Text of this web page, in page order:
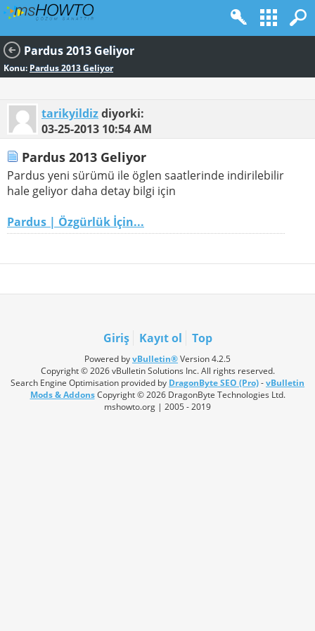
Pardus 2013 Geliyor
Konu: Pardus 2013 Geliyor
tarikyildizdiyorki:
03-25-2013 10:54 AM
Pardus 2013 Geliyor
Pardus yeni sürümü ile öglen saatlerinde indirilebilir
hale geliyor daha detay bilgi için
Pardus | Özgürlük İçin...
Giriş Kayıt ol Top
Powered byvBulletin®Version 4.2.5
Copyright © 2026 vBulletin Solutions Inc. All rights reserved.
Search Engine Optimisation provided by DragonByte SEO (Pro)-vBulletin
Mods & AddonsCopyright © 2026 DragonByte Technologies Ltd.
mshowto.org | 2005 - 2019